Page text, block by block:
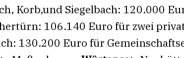
Korb,und Siegelbach: 120.000
106.140 Euro für zwei
130.200 Euro für